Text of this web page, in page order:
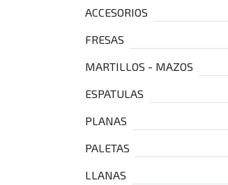
ACCESORIOS
FRESAS
MARTILLOS - MAZOS
ESPATULAS
PLANAS
PALETAS
LLANAS